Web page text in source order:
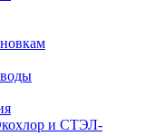
и СТЭЛ-